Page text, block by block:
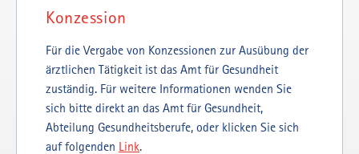
Konzession
Für die Vergabe von Konzessionen zur Ausübung der
ärztlichen Tätigkeit ist das Amt für Gesundheit
zuständig. Für weitere Informationen wenden Sie
sich bitte direkt an das Amt für Gesundheit,
Abteilung Gesundheitsberufe, oder klicken Sie sich
auf folgenden Link.